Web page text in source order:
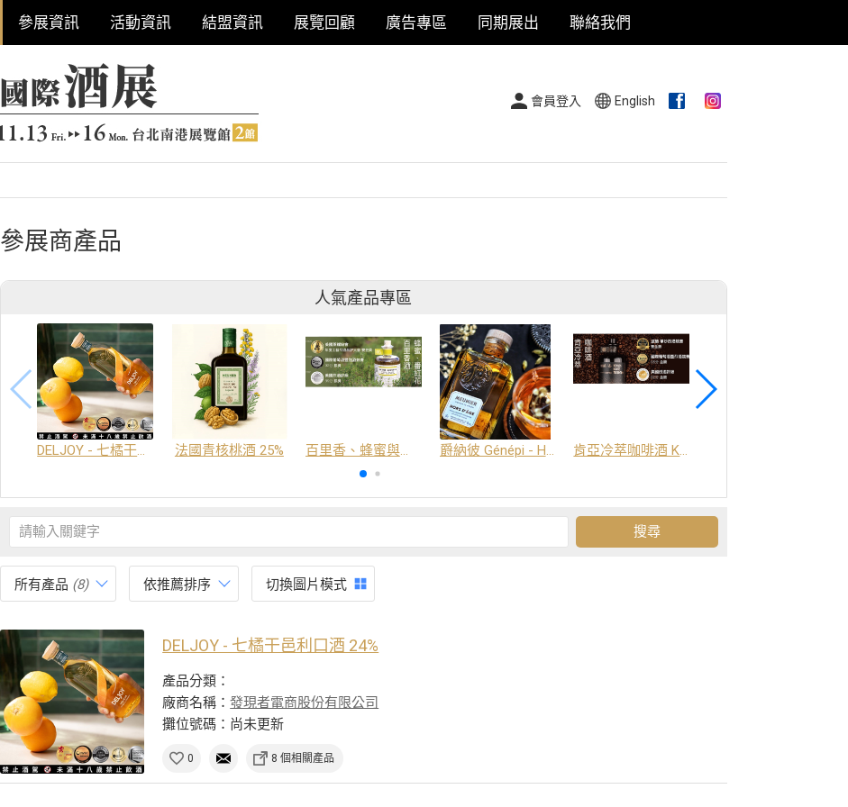
參展資訊 活動資訊 結盟資訊 展覽回顧 廣告專區 同期展出 聯絡我們
會員登入 English
參展商產品
人氣產品專區
DELJOY - 七橘干邑利口酒 24% 法國青核桃酒 25% 百里香、蜂蜜與番紅花酒 爵納彼 Génépi - Hors d'Age (橡木桶陳釀) -阿爾卑斯山草本酒 肯亞冷萃咖啡酒 Kenya Coffee Brew
所有產品 (8) 依推薦排序 切換圖片模式
DELJOY - 七橘干邑利口酒 24%
產品分類：
廠商名稱：發現者電商股份有限公司
攤位號碼：尚未更新
0 8 個相關產品